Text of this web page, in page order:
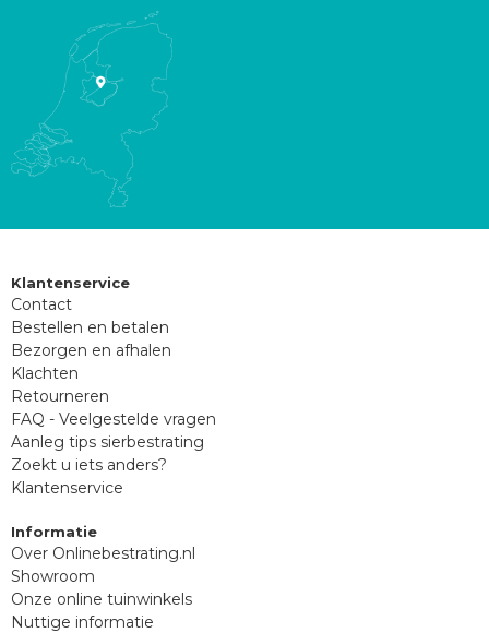
Klantenservice
Contact
Bestellen en betalen
Bezorgen en afhalen
Klachten
Retourneren
FAQ - Veelgestelde vragen
Aanleg tips sierbestrating
Zoekt u iets anders?
Klantenservice
Informatie
Over Onlinebestrating.nl
Showroom
Onze online tuinwinkels
Nuttige informatie